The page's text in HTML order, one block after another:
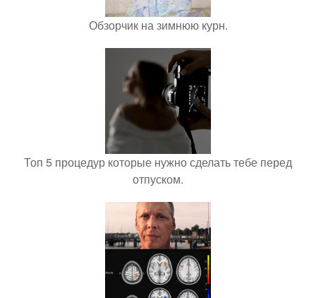
Обзорчик на зимнюю курн.
Топ 5 процедур которые нужно сделать тебе перед
отпуском.